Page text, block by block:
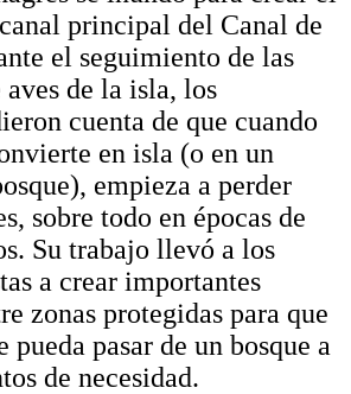
principal del Canal de
el seguimiento de las
de la isla, los
cuenta de que cuando
en isla (o en un
empieza a perder
sobre todo en épocas de
Su trabajo llevó a los
a crear importantes
zonas protegidas para que
pueda pasar de un bosque a
de necesidad.